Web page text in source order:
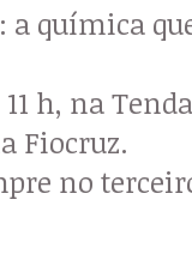
a química
h, na
Fiocruz.
no